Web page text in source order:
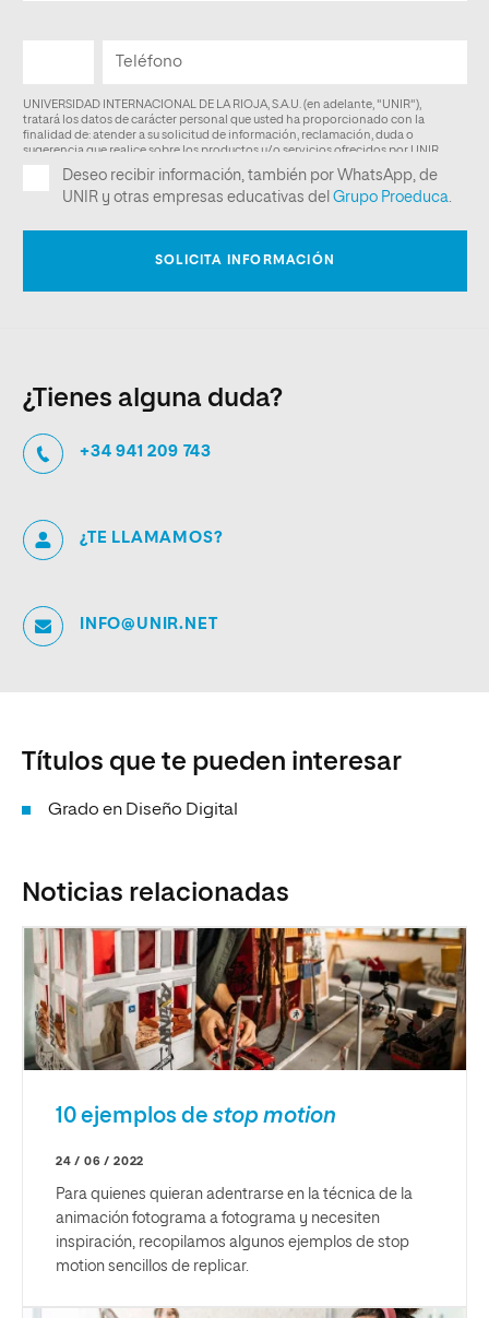
¿Tienes alguna duda?
+34 941 209 743
¿TE LLAMAMOS?
INFO@UNIR.NET
Títulos que te pueden interesar
Grado en Diseño Digital
Noticias relacionadas
10 ejemplos de stop motion
24 / 06 / 2022
Para quienes quieran adentrarse en la técnica de la
animación fotograma a fotograma y necesiten
inspiración, recopilamos algunos ejemplos de stop
motion sencillos de replicar.